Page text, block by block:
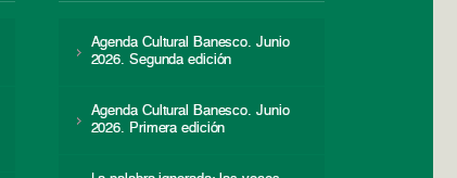
Agenda Cultural Banesco. Junio
2026. Segunda edición
Agenda Cultural Banesco. Junio
2026. Primera edición